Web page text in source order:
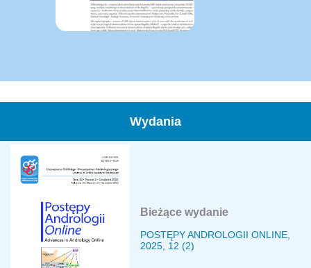
Wydania
Bieżące wydanie
POSTĘPY ANDROLOGII ONLINE,
2025, 12 (2)